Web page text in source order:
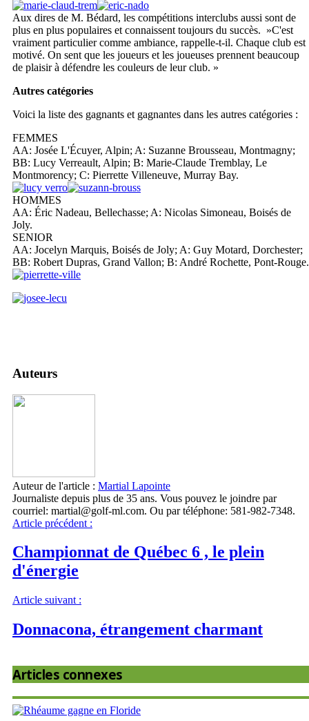
Aux dires de M. Bédard, les compétitions interclubs aussi sont de
plus en plus populaires et connaissent toujours du succès. »C'est
vraiment particulier comme ambiance, rappelle-t-il. Chaque club est
motivé. On sent que les joueurs et les joueuses prennent beaucoup
de plaisir à défendre les couleurs de leur club. »
Autres catégories
Voici la liste des gagnants et gagnantes dans les autres catégories :
FEMMES
AA: Josée L'Écuyer, Alpin; A: Suzanne Brousseau, Montmagny;
BB: Lucy Verreault, Alpin; B: Marie-Claude Tremblay, Le
Montmorency; C: Pierrette Villeneuve, Murray Bay.
HOMMES
AA: Éric Nadeau, Bellechasse; A: Nicolas Simoneau, Boisés de
Joly.
SENIOR
AA: Jocelyn Marquis, Boisés de Joly; A: Guy Motard, Dorchester;
BB: Robert Dupras, Grand Vallon; B: André Rochette, Pont-Rouge.
Auteurs
Auteur de l'article : Martial Lapointe
Journaliste depuis plus de 35 ans. Vous pouvez le joindre par
courriel: martial@golf-ml.com. Ou par téléphone: 581-982-7348.
Article précédent :
Championnat de Québec 6 , le plein
d'énergie
Article suivant :
Donnacona, étrangement charmant
Articles connexes